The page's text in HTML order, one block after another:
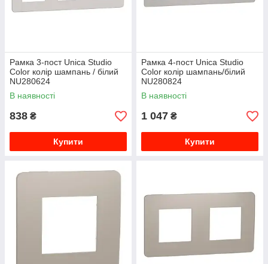
Рамка 3-пост Unica Studio
Color колір шампань / білий
NU280624
В наявності
838 ₴
Купити
Рамка 4-пост Unica Studio
Color колір шампань/білий
NU280824
В наявності
1 047 ₴
Купити